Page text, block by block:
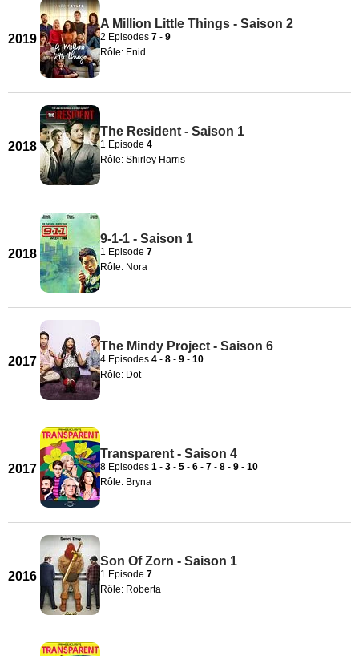
2019
A Million Little Things - Saison 2
2 Episodes 7 - 9
Rôle: Enid
2018
The Resident - Saison 1
1 Episode 4
Rôle: Shirley Harris
2018
9-1-1 - Saison 1
1 Episode 7
Rôle: Nora
2017
The Mindy Project - Saison 6
4 Episodes 4 - 8 - 9 - 10
Rôle: Dot
2017
Transparent - Saison 4
8 Episodes 1 - 3 - 5 - 6 - 7 - 8 - 9 - 10
Rôle: Bryna
2016
Son Of Zorn - Saison 1
1 Episode 7
Rôle: Roberta